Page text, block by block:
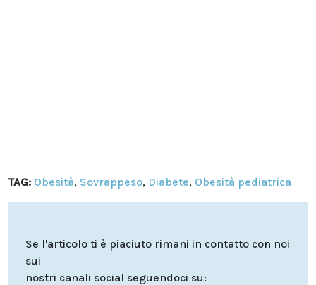
TAG: Obesità, Sovrappeso, Diabete, Obesità pediatrica
Se l'articolo ti è piaciuto rimani in contatto con noi
sui
nostri canali social seguendoci su: